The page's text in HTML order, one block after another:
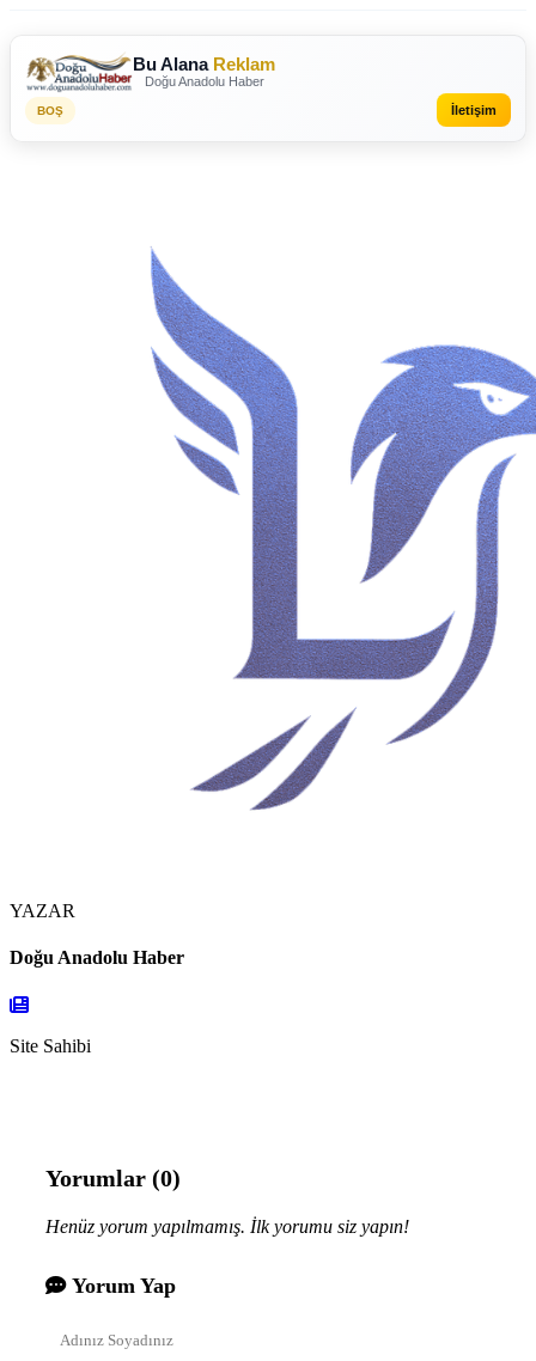
Bu Alana Reklam
Doğu Anadolu Haber
BOŞ İletişim
YAZAR
Doğu Anadolu Haber
Site Sahibi
Yorumlar (0)
Henüz yorum yapılmamış. İlk yorumu siz yapın!
Yorum Yap